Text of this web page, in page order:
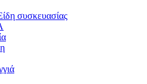
συσκευασίας